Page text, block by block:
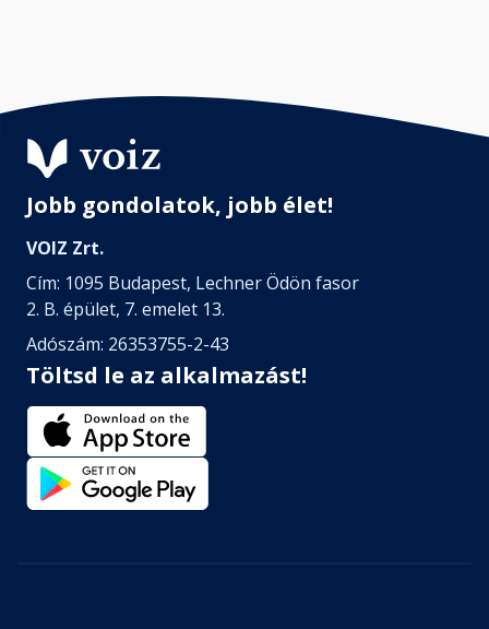
Jobb gondolatok, jobb élet!
VOIZ Zrt.
Cím: 1095 Budapest, Lechner Ödön fasor
2. B. épület, 7. emelet 13.
Adószám: 26353755-2-43
Töltsd le az alkalmazást!